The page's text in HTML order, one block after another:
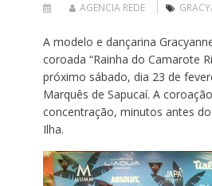
AGENCIA REDE
A modelo e dançarina
coroada “Rainha do Camarote
próximo sábado, dia 23 de
Marquês de Sapucaí. A
concentração, minutos antes
Ilha.